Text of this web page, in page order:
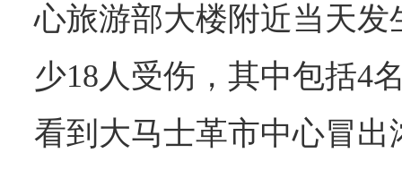
心旅游部大楼附近当天
少18人受伤，其中包括4
看到大马士革市中心冒出